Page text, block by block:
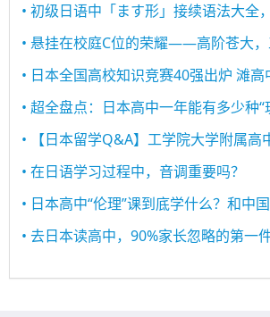
• 初级日语中「ます形」接续语法大全
• 在日语学习过程中，音调重要吗？